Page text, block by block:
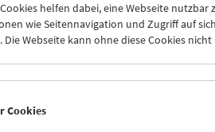
helfen dabei, eine Webseite nutzbar
wie Seitennavigation und Zugriff auf
Die Webseite kann ohne diese Cookies
Cookies